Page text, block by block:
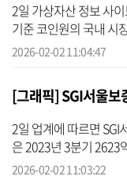
2일 가상자산 정보 사
기준 코인원의 국내 시
일 2.8% 수준이었던 점
2026-02-02 11:04:47
[그래픽] SGI서울보
2일 업계에 따르면 SGI
은 2023년 3분기 2623
1279억원으로 1345억
2026-02-02 11:03:22